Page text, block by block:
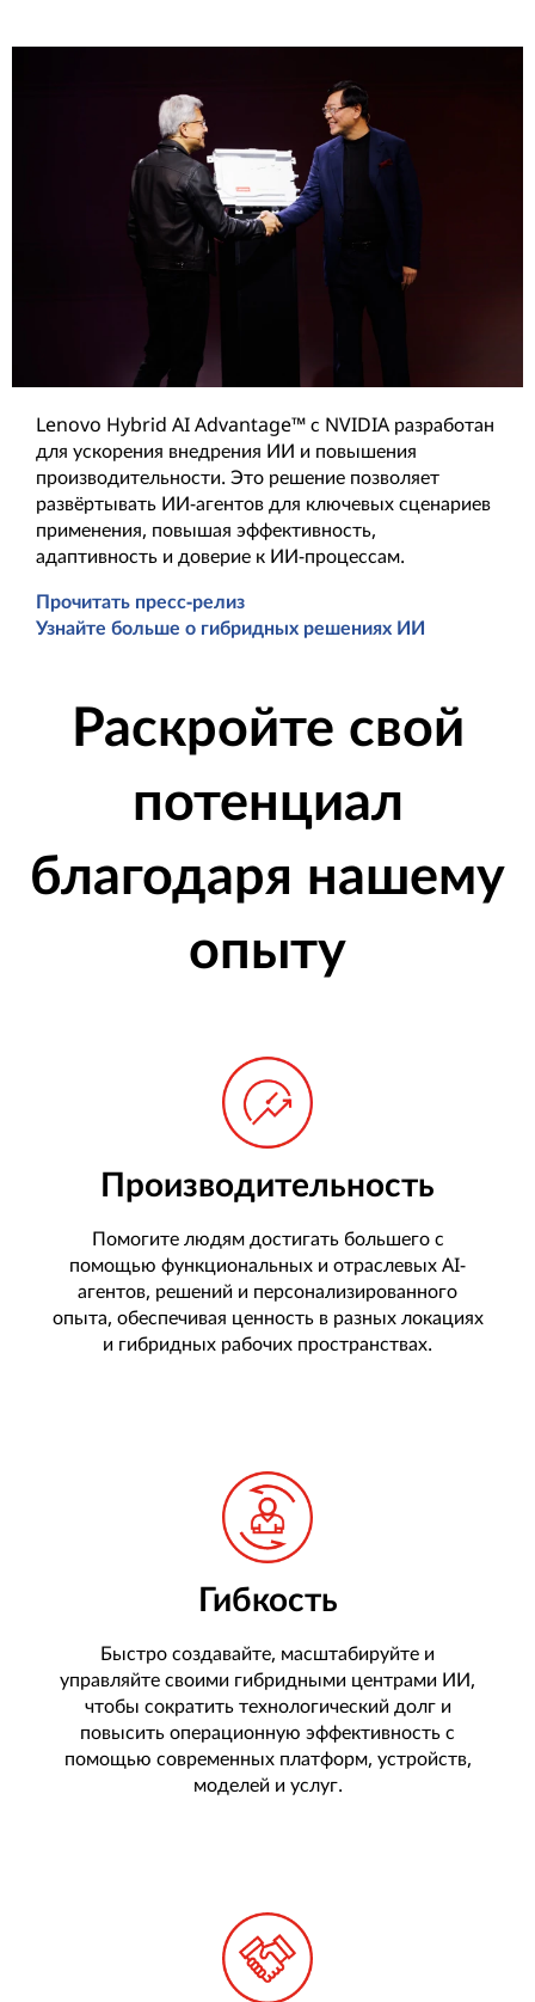
Lenovo Hybrid AI Advantage™ с NVIDIA разработан
для ускорения внедрения ИИ и повышения
производительности. Это решение позволяет
развёртывать ИИ-агентов для ключевых сценариев
применения, повышая эффективность,
адаптивность и доверие к ИИ-процессам.
Прочитать пресс-релиз
Узнайте больше о гибридных решениях ИИ
Раскройте свой
потенциал
благодаря нашему
опыту
Производительность
Помогите людям достигать большего с
помощью функциональных и отраслевых AI-
агентов, решений и персонализированного
опыта, обеспечивая ценность в разных локациях
и гибридных рабочих пространствах.
Гибкость
Быстро создавайте, масштабируйте и
управляйте своими гибридными центрами ИИ,
чтобы сократить технологический долг и
повысить операционную эффективность с
помощью современных платформ, устройств,
моделей и услуг.